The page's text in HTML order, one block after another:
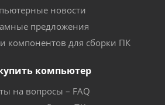
новости
предложения
компонентов для сборки ПК
компьютер
на вопросы – FAQ